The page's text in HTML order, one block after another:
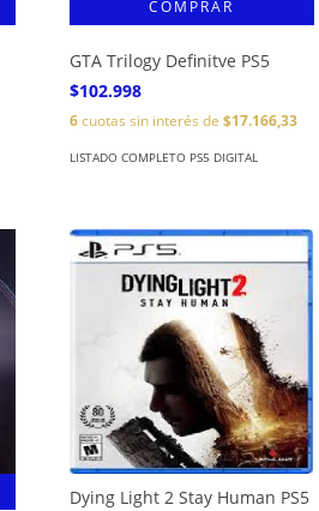
GTA Trilogy Definitve PS5
$102.998
6cuotas sin interés de $17.166,33
LISTADO COMPLETO PS5 DIGITAL
Dying Light 2 Stay Human PS5